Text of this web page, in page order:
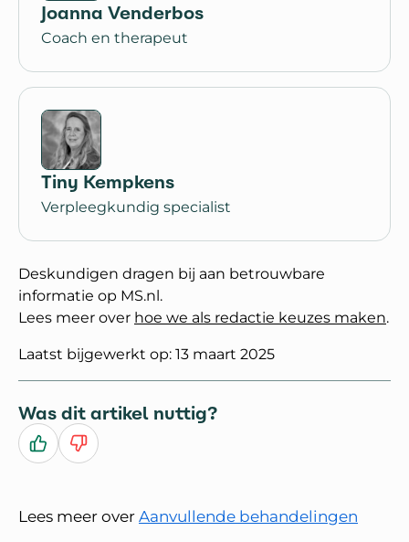
Joanna Venderbos
Coach en therapeut
Tiny Kempkens
Verpleegkundig specialist
Deskundigen dragen bij aan betrouwbare
informatie op MS.nl.
Lees meer over hoe we als redactie keuzes maken.
Laatst bijgewerkt op: 13 maart 2025
Was dit artikel nuttig?
Ja Nee
Lees meer over Aanvullende behandelingen